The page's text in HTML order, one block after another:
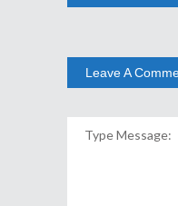
Leave A